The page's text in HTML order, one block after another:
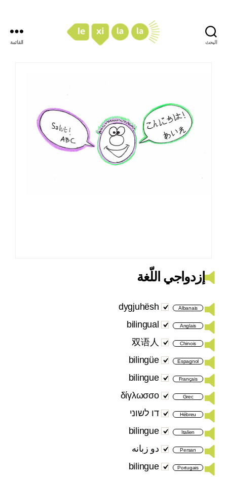
البحث القائمة
إزدواجي اللّغة
Albanais
dygjuhësh
Anglais
bilingual
Chinois
双语人
Espagnol
bilingüe
Français
bilingue
Grec
δίγλωσσο
Hébreu דו לשוני
Italien
bilingue
Persan دو زبانه
Portugais
bilingue